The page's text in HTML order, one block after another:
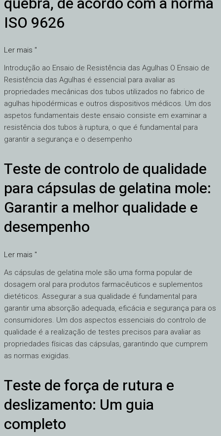
ISO 9626
agulha:
ensaio
resistência
à
quebra,
de
acordo
com
a
ISO
9626
Ler mais "
Introdução ao Ensaio de Resistência das Agulhas O Ensaio de
Resistência das Agulhas é essencial para avaliar as
propriedades mecânicas dos tubos utilizados no fabrico de
agulhas hipodérmicas e outros dispositivos médicos. Um dos
aspetos fundamentais deste ensaio consiste em examinar a
resistência dos tubos à ruptura, o que é fundamental para
garantir a segurança e o desempenho
Teste de controlo de qualidade
para cápsulas de gelatina mole:
Garantir a melhor qualidade e
desempenho
Teste
controlo
de
qualidade
para
mole:
Garantir
a
melhor
qualidade
e
desempenho
Ler mais "
As cápsulas de gelatina mole são uma forma popular de
dosagem oral para produtos farmacêuticos e suplementos
dietéticos. Assegurar a sua qualidade é fundamental para
garantir uma absorção adequada, eficácia e segurança para os
consumidores. Um dos aspectos essenciais do controlo de
qualidade é a realização de testes precisos para avaliar as
propriedades físicas das cápsulas, garantindo que cumprem
as normas exigidas.
Teste de força de rutura e
deslizamento: Um guia
completo
Teste
força
rutura